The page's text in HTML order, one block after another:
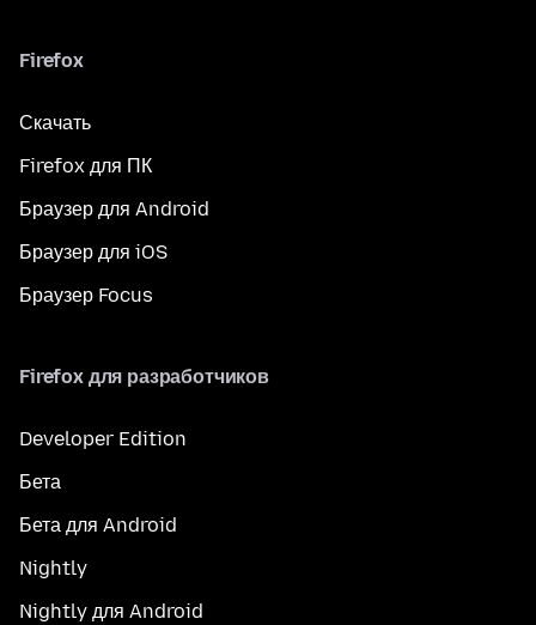
Firefox
Скачать
Firefox для ПК
Браузер для Android
Браузер для iOS
Браузер Focus
Firefox для разработчиков
Developer Edition
Бета
Бета для Android
Nightly
Nightly для Android